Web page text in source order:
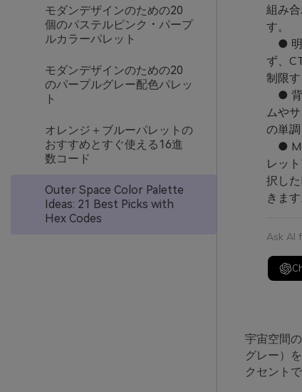
モダンデザインのための20
個のパステルピンク・パープ
ルカラーパレット
モダンデザインのための20
のパープルグレー配色パレッ
ト
オレンジ＋ブルーパレットの
おすすめとすぐ使える16進
数コード
Outer Space Color Palette
Ideas: 21 Best Picks with
Hex Codes
組み
す。
● 明
ず、
制限
● 背
ムや
の単
●
レッ
択し
きます
Ask AI
宇宙空間
グレー）
クセント